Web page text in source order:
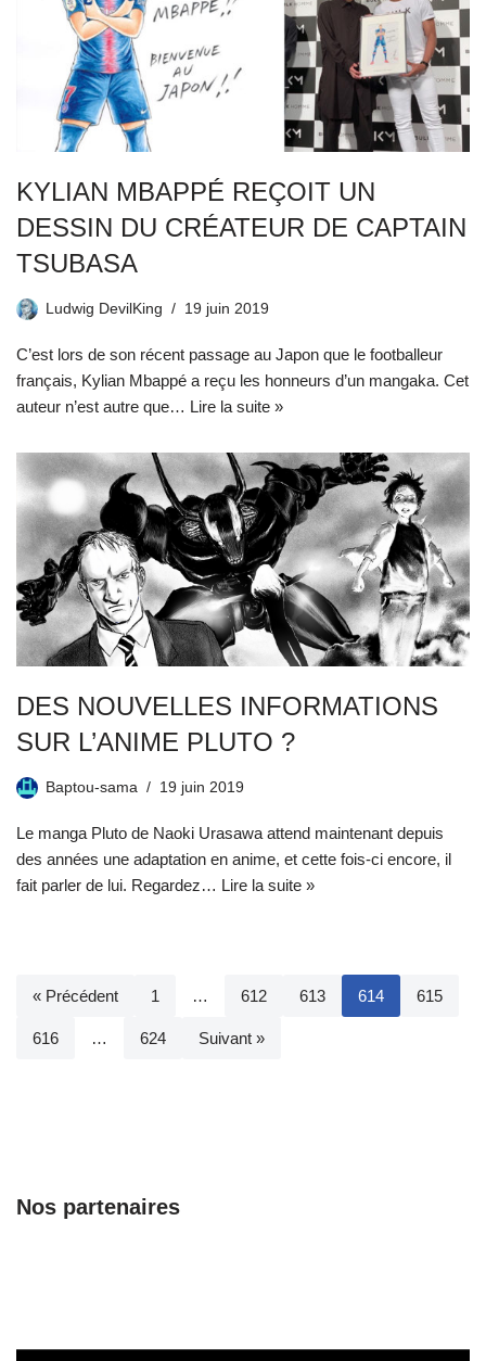
KYLIAN MBAPPÉ REÇOIT UN
DESSIN DU CRÉATEUR DE CAPTAIN
TSUBASA
Ludwig DevilKing 19 juin 2019
C’est lors de son récent passage au Japon que le footballeur
français, Kylian Mbappé a reçu les honneurs d’un mangaka. Cet
auteur n’est autre que… Lire la suite »
DES NOUVELLES INFORMATIONS
SUR L’ANIME PLUTO ?
Baptou-sama 19 juin 2019
Le manga Pluto de Naoki Urasawa attend maintenant depuis
des années une adaptation en anime, et cette fois-ci encore, il
fait parler de lui. Regardez… Lire la suite »
« Précédent 1 … 612 613 614 615
616 … 624 Suivant »
Nos partenaires